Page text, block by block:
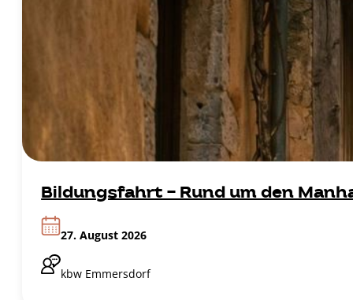
Bildungsfahrt - Rund um den
27. August 2026
kbw Emmersdorf